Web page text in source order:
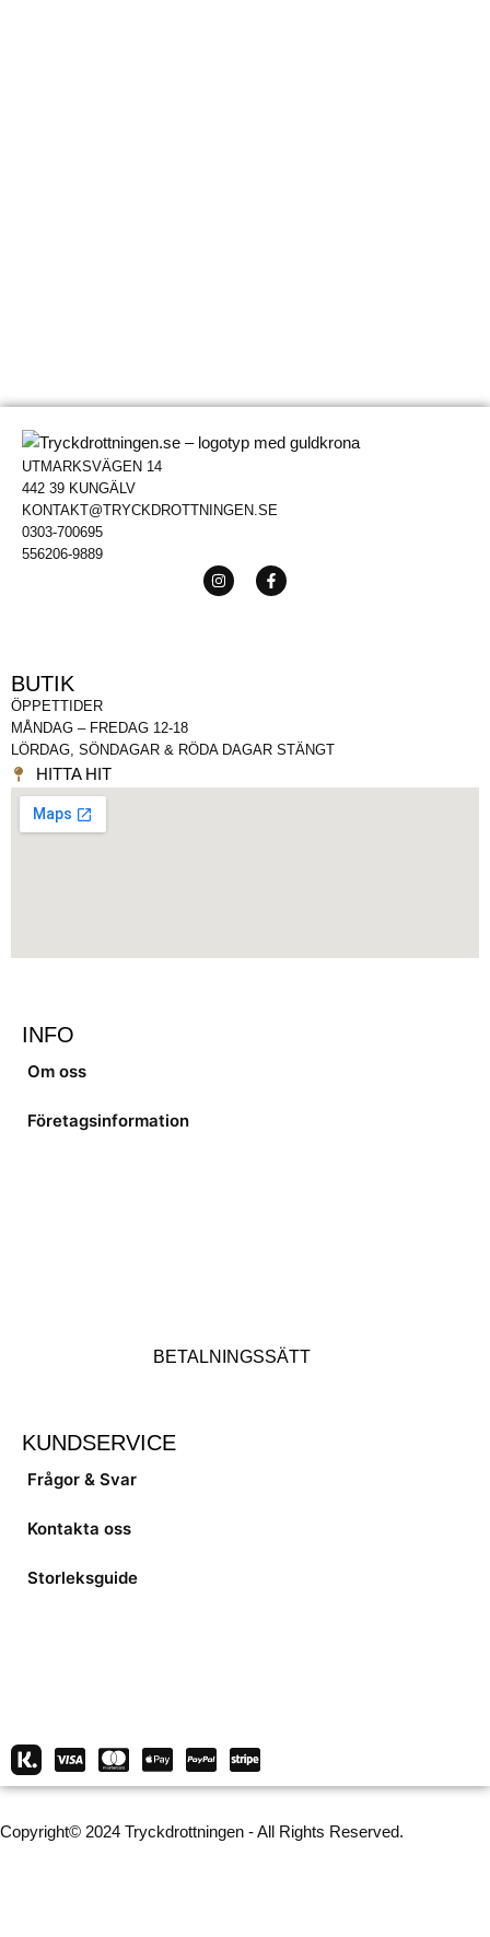
UTMARKSVÄGEN 14
442 39 KUNGÄLV
KONTAKT@TRYCKDROTTNINGEN.SE
0303-700695
556206-9889
BUTIK
ÖPPETTIDER
MÅNDAG – FREDAG 12-18
LÖRDAG, SÖNDAGAR & RÖDA DAGAR STÄNGT
HITTA HIT
INFO
Om oss
Företagsinformation
BETALNINGSSÄTT
KUNDSERVICE
Frågor & Svar
Kontakta oss
Storleksguide
Copyright© 2024 Tryckdrottningen - All Rights Reserved.